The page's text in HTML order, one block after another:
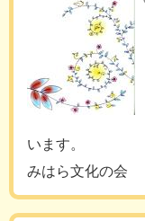
います。
みはら文化の会